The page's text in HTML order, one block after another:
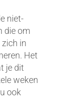
niet-
die om
in
Het
je dit
weken
ook